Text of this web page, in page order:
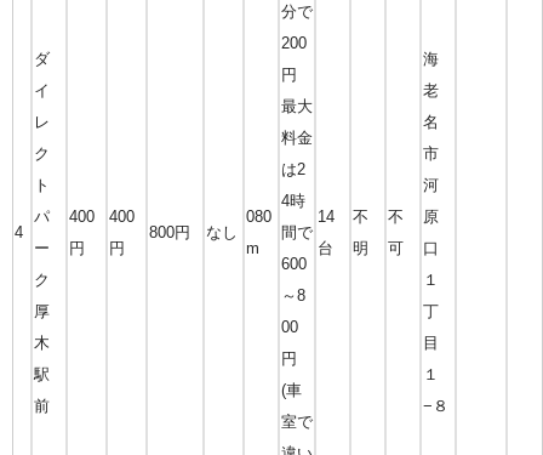
4
ダ
イ
レ
ク
ト
パ
ー
ク
厚
木
駅
前
400
円
400
円
800円 なし
080
m
分で
200
円
最大
料金
は2
4時
間で
600
～8
00
円
(車
室で
14
台
不
明
不
可
海
老
名
市
河
原
口
１
丁
目
１
−８